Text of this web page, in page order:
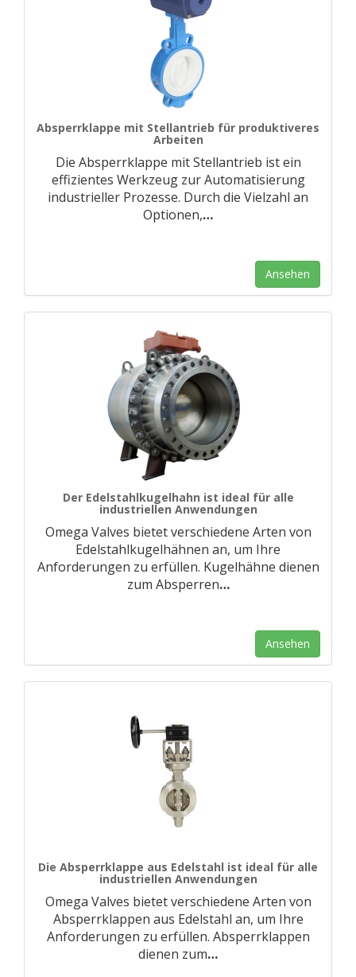
Absperrklappe mit Stellantrieb für produktiveres
Arbeiten
Die Absperrklappe mit Stellantrieb ist ein
effizientes Werkzeug zur Automatisierung
industrieller Prozesse. Durch die Vielzahl an
Optionen,…
Ansehen
Der Edelstahlkugelhahn ist ideal für alle
industriellen Anwendungen
Omega Valves bietet verschiedene Arten von
Edelstahlkugelhähnen an, um Ihre
Anforderungen zu erfüllen. Kugelhähne dienen
zum Absperren…
Ansehen
Die Absperrklappe aus Edelstahl ist ideal für alle
industriellen Anwendungen
Omega Valves bietet verschiedene Arten von
Absperrklappen aus Edelstahl an, um Ihre
Anforderungen zu erfüllen. Absperrklappen
dienen zum…